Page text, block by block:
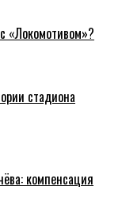
«Локомотивом»?
стадиона
компенсация